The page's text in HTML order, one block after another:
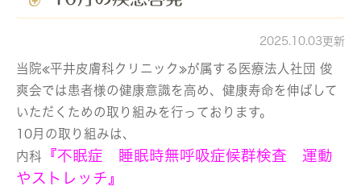
2025.10.03更新
当院≪平井皮膚科クリニック≫が属する医療法人社団 俊
爽会では患者様の健康意識を高め、健康寿命を伸ばして
いただくための取り組みを行っております。
10月の取り組みは、
内科
『不眠症 睡眠時無呼吸症候群検査 運動
やストレッチ』